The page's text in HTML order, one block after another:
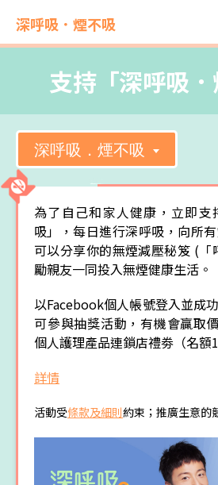
深呼吸．煙不吸
支持「深呼吸．
深呼吸．煙不吸
為了自己和家人健康，立即支
吸」，每日進行深呼吸，向所
可以分享你的無煙減壓秘笈 (
勵親友一同投入無煙健康生活。
以Facebook個人帳號登入並成
可參與抽獎活動，有機會贏取
個人護理產品連鎖店禮劵（名額
詳情
活動受條款及細則約束；推廣生意的